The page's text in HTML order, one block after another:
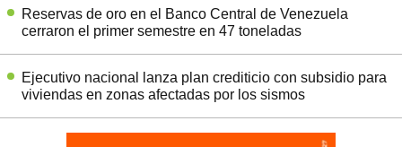
Reservas de oro en el Banco Central de Venezuela
cerraron el primer semestre en 47 toneladas
Ejecutivo nacional lanza plan crediticio con subsidio para
viviendas en zonas afectadas por los sismos